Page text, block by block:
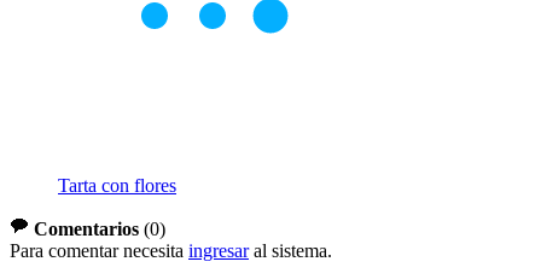
Tarta con flores
Comentarios (0)
Para comentar necesita ingresaral sistema.